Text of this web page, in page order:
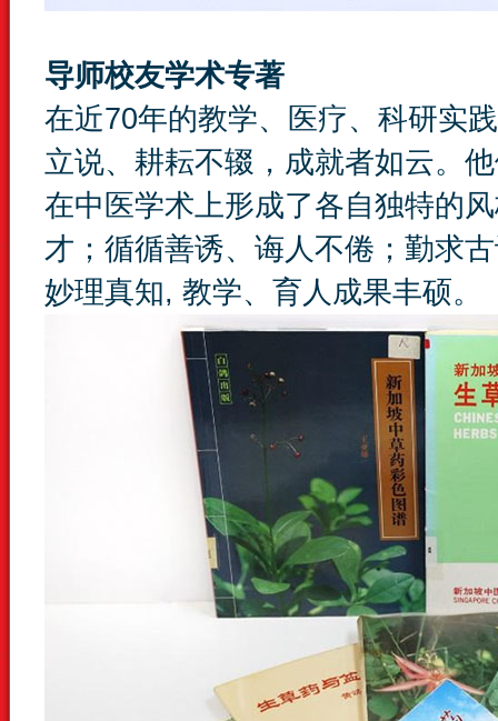
导师校友学术专著
在近70年的教学、医疗、科研实
立说、耕耘不辍，成就者如云。
在中医学术上形成了各自独特的
才；循循善诱、诲人不倦；勤求
妙理真知, 教学、育人成果丰硕。